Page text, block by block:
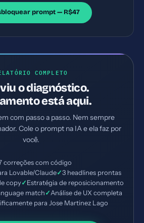
prompt — R$47
COMPLETO
o diagnóstico.
está aqui.
com passo a passo. Nem sempre
Cole o prompt na IA e ela faz por
você.
correções com código
Lovable/Claude✓3 headlines prontas
copy✓Estratégia de reposicionamento
match✓Análise de UX completa
para Jose Martinez Lago